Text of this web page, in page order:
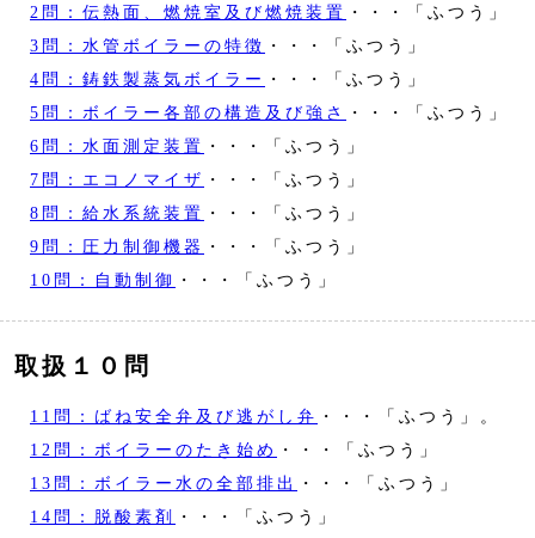
2問：伝熱面、燃焼室及び燃焼装置 ・・・「ふつう」
3問：水管ボイラーの特徴 ・・・「ふつう」
4問：鋳鉄製蒸気ボイラー
・・・「ふつう」
5問：ボイラー各部の構造及び強さ
・・・「ふつう」
6問：水面測定装置 ・・・「ふつう」
7問：エコノマイザ ・・・「ふつう」
8問：給水系統装置 ・・・「ふつう」
9問：圧力制御機器
・・・「ふつう」
10問：自動制御
・・・「ふつう」
取扱１０問
11問：ばね安全弁及び逃がし弁 ・・・「ふつう」。
12問：ボイラーのたき始め
・・・「ふつう」
13問：ボイラー水の全部排出
・・・「ふつう」
14問：脱酸素剤
・・・「ふつう」